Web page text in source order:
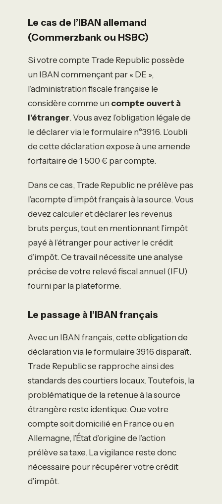
Le cas de l’IBAN allemand
(Commerzbank ou HSBC)
Si votre compte Trade Republic possède
un IBAN commençant par « DE »,
l’administration fiscale française le
considère comme un compte ouvert à
l’étranger. Vous avez l’obligation légale de
le déclarer via le formulaire n°3916. L’oubli
de cette déclaration expose à une amende
forfaitaire de 1 500 € par compte.
Dans ce cas, Trade Republic ne prélève pas
l’acompte d’impôt français à la source. Vous
devez calculer et déclarer les revenus
bruts perçus, tout en mentionnant l’impôt
payé à l’étranger pour activer le crédit
d’impôt. Ce travail nécessite une analyse
précise de votre relevé fiscal annuel (IFU)
fourni par la plateforme.
Le passage à l’IBAN français
Avec un IBAN français, cette obligation de
déclaration via le formulaire 3916 disparaît.
Trade Republic se rapproche ainsi des
standards des courtiers locaux. Toutefois, la
problématique de la retenue à la source
étrangère reste identique. Que votre
compte soit domicilié en France ou en
Allemagne, l’État d’origine de l’action
prélève sa taxe. La vigilance reste donc
nécessaire pour récupérer votre crédit
d’impôt.